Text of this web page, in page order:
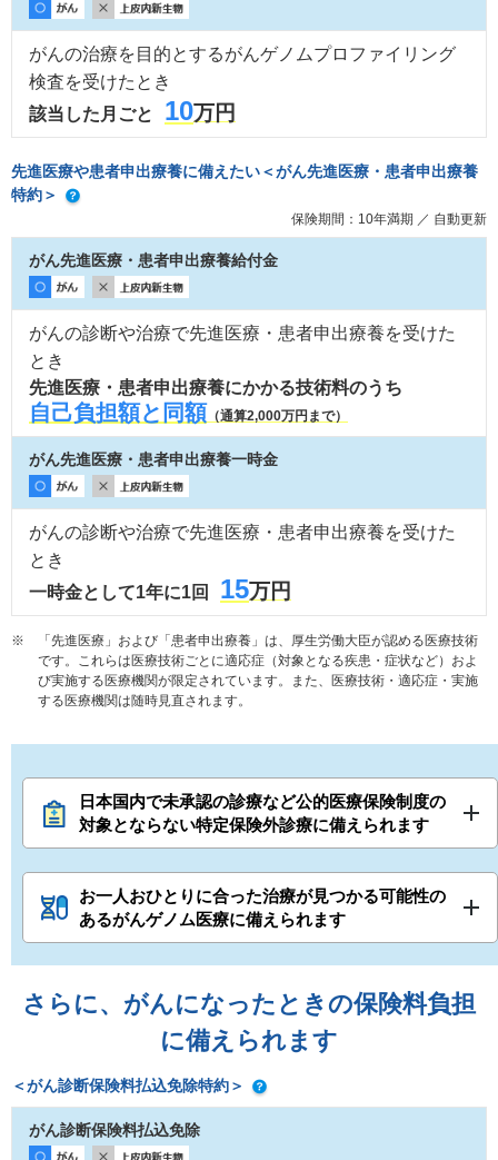
がんの治療を目的とするがんゲノムプロファイリング
検査を受けたとき
該当した月ごと
10万円
先進医療や患者申出療養に備えたい＜がん先進医療・患者申出療養
特約＞
保険期間：10年満期 ／ 自動更新
がん先進医療・患者申出療養給付金
がんの診断や治療で先進医療・患者申出療養を受けた
とき
先進医療・患者申出療養にかかる技術料のうち
自己負担額と同額 （通算2,000万円まで）
がん先進医療・患者申出療養一時金
がんの診断や治療で先進医療・患者申出療養を受けた
とき
一時金として1年に1回
15万円
※
「先進医療」および「患者申出療養」は、厚生労働大臣が認める医療技術
です。これらは医療技術ごとに適応症（対象となる疾患・症状など）およ
び実施する医療機関が限定されています。また、医療技術・適応症・実施
する医療機関は随時見直されます。
日本国内で未承認の診療など公的医療保険制度の
対象とならない特定保険外診療に備えられます
お一人おひとりに合った治療が見つかる可能性の
あるがんゲノム医療に備えられます
さらに、がんになったときの保険料負担
に備えられます
＜がん診断保険料払込免除特約＞
がん診断保険料払込免除